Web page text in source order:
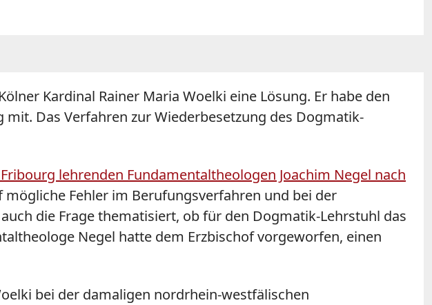
Kardinal Rainer Maria Woelki eine Lösung. Er habe den
Das Verfahren zur Wiederbesetzung des Dogmatik-
lehrenden Fundamentaltheologen Joachim Negel nach
Fehler im Berufungsverfahren und bei der
die Frage thematisiert, ob für den Dogmatik-Lehrstuhl das
Negel hatte dem Erzbischof vorgeworfen, einen
bei der damaligen nordrhein-westfälischen